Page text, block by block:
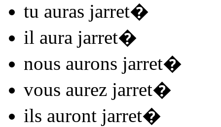
tu auras jarret�
il aura jarret�
nous aurons jarret�
vous aurez jarret�
ils auront jarret�